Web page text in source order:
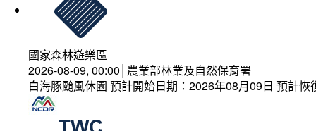
國家森林遊樂區
2026-08-09, 00:00│農業部林業及自然保育署
白海豚颱風休園 預計開始日期：2026年08月09日 預計